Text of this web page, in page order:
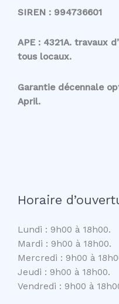
SIREN : 994736601
APE : 4321A. travaux
tous locaux.
Garantie décennale
April.
Horaire
Lundi : 9h00 à 18h00.
Mardi : 9h00 à 18h00.
Mercredi : 9h00 à
Jeudi : 9h00 à 18h00.
Vendredi : 9h00 à